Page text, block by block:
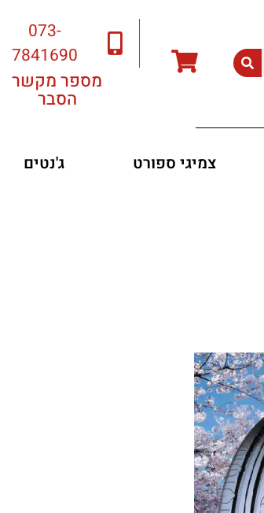
073-
7841690
מספר מקשר
הסבר
צמיגי ספורט ג'נטים